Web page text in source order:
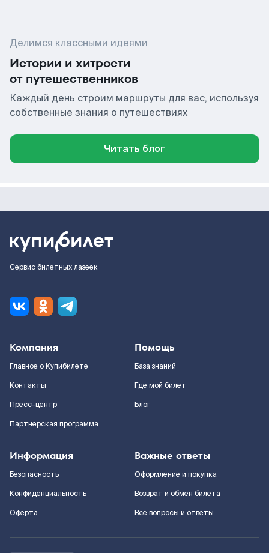
Делимся классными идеями
Истории и хитрости
от путешественников
Каждый день строим маршруты для вас, используя
собственные знания о путешествиях
Читать блог
Сервис билетных лазеек
Компания
Главное о Купибилете
Контакты
Пресс-центр
Партнерская программа
Помощь
База знаний
Где мой билет
Блог
Информация
Безопасность
Конфиденциальность
Оферта
Важные ответы
Оформление и покупка
Возврат и обмен билета
Все вопросы и ответы